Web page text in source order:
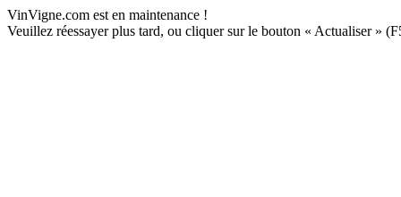
VinVigne.com est en maintenance !
Veuillez réessayer plus tard, ou cliquer sur le bouton « Actualiser »